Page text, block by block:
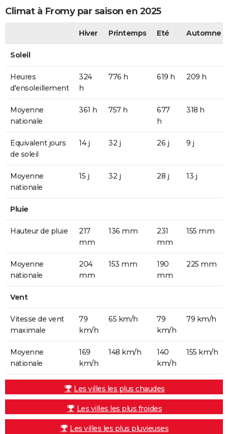
Climat à Fromy par saison en 2025
Hiver Printemps Eté Automne
Soleil
Heures
d'ensoleillement
324
h
776 h 619 h 209 h
Moyenne
nationale
361 h 757 h
677
h
318 h
Equivalent jours
de soleil
14 j 32 j 26 j 9 j
Moyenne
nationale
15 j 32 j 28 j 13 j
Pluie
Hauteur de pluie
217
mm
136 mm
231
mm
155 mm
Moyenne
nationale
204
mm
153 mm
190
mm
225 mm
Vent
Vitesse de vent
maximale
79
km/h
65 km/h
79
km/h
79 km/h
Moyenne
nationale
169
km/h
148 km/h
140
km/h
155 km/h
Les villes les plus chaudes
Les villes les plus froides
Les villes les plus pluvieuses